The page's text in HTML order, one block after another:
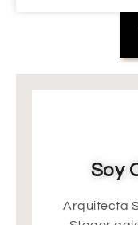
Soy
Arquitecta